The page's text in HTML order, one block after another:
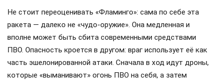
Не стоит переоценивать «Фламинго»: сама по себе эта
ракета — далеко не «чудо-оружие». Она медленная и
вполне может быть сбита современными средствами
ПВО. Опасность кроется в другом: враг использует её как
часть эшелонированной атаки. Сначала в ход идут дроны,
которые «выманивают» огонь ПВО на себя, а затем